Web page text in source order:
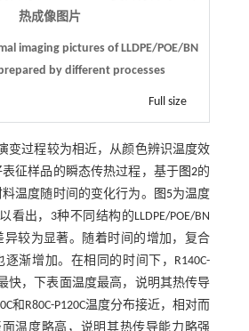
热成像图片
imaging pictures of LLDPE/POE/BN
by different processes
Full size
变过程较为相近，从颜色辨识温度效
征样品的瞬态传热过程，基于图2的
温度随时间的变化行为。
图5为温度
看出，3种不同结构的LLDPE/POE/BN
异较为显著。随着时间的增加，复合
渐增加。在相同的时间下，R140C-
快，下表面温度最高，说明其热传导
和R80C-P120C温度分布接近，相对而
面温度略高，说明其热传导能力略强